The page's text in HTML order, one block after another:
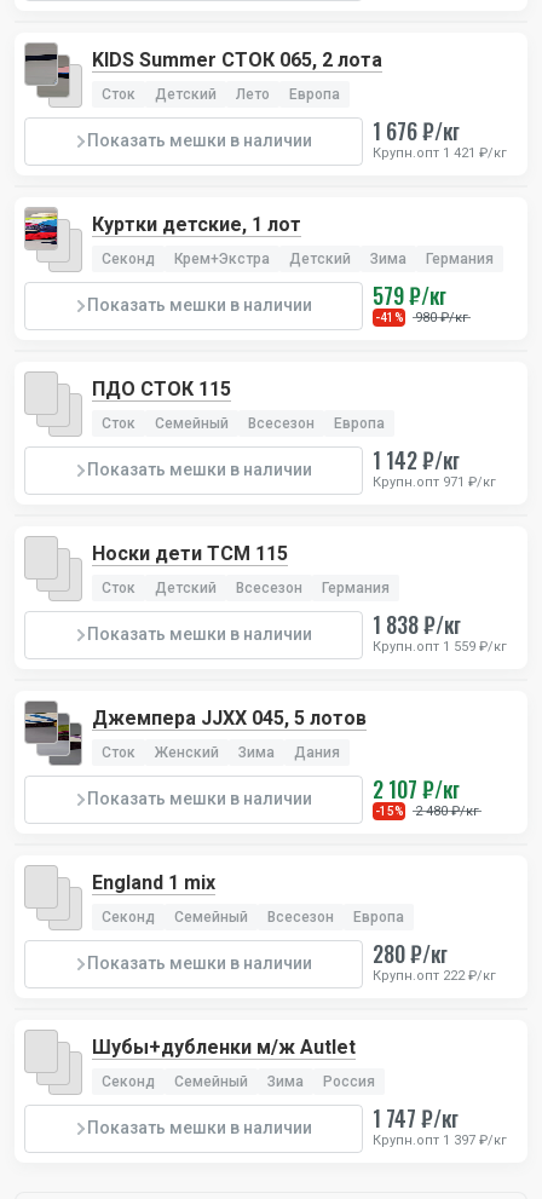
KIDS Summer СТОК 065, 2 лота
Сток Детский Лето Европа
Показать мешки в наличии 1 676 ₽/кг
Крупн.опт 1 421 ₽/кг
Куртки детские, 1 лот
Секонд Крем+Экстра Детский Зима Германия
Показать мешки в наличии 579 ₽/кг
-41% 980 ₽/кг
ПДО СТОК 115
Сток Семейный Всесезон Европа
Показать мешки в наличии 1 142 ₽/кг
Крупн.опт 971 ₽/кг
Носки дети TCM 115
Сток Детский Всесезон Германия
Показать мешки в наличии 1 838 ₽/кг
Крупн.опт 1 559 ₽/кг
Джемпера JJXX 045, 5 лотов
Сток Женский Зима Дания
Показать мешки в наличии 2 107 ₽/кг
-15% 2 480 ₽/кг
England 1 mix
Секонд Семейный Всесезон Европа
Показать мешки в наличии 280 ₽/кг
Крупн.опт 222 ₽/кг
Шубы+дубленки м/ж Autlet
Секонд Семейный Зима Россия
Показать мешки в наличии 1 747 ₽/кг
Крупн.опт 1 397 ₽/кг